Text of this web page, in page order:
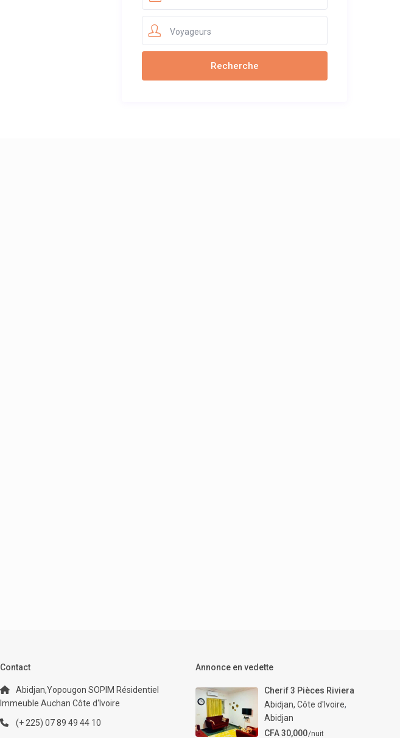
Voyageurs
Contact
Abidjan,Yopougon SOPIM Résidentiel
Immeuble Auchan Côte d‘Ivoire
(+ 225) 07 89 49 44 10
Annonce en vedette
Cherif 3 Pièces Riviera
Abidjan, Côte d'Ivoire,
Abidjan
CFA 30,000/nuit